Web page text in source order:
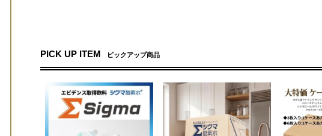
PICK UP ITEM ピックアップ商品